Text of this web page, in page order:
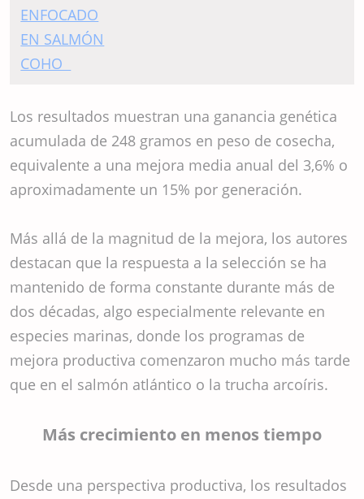
SALMÓN COHO
Los resultados muestran una ganancia genética
acumulada de 248 gramos en peso de cosecha,
equivalente a una mejora media anual del 3,6% o
aproximadamente un 15% por generación.
Más allá de la magnitud de la mejora, los autores
destacan que la respuesta a la selección se ha
mantenido de forma constante durante más de
dos décadas, algo especialmente relevante en
especies marinas, donde los programas de
mejora productiva comenzaron mucho más tarde
que en el salmón atlántico o la trucha arcoíris.
Más crecimiento en menos tiempo
Desde una perspectiva productiva, los resultados